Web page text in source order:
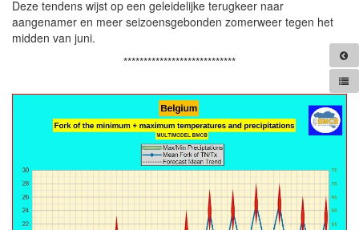
Deze tendens wijst op een geleidelijke terugkeer naar
aangenamer en meer seizoensgebonden zomerweer tegen het
midden van juni.
****************************